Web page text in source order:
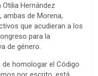
Hernández
ambas de Morena,
que acudieran a los
para la
de género.
homologar el Código